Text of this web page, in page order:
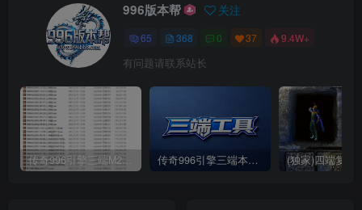
996版本帮 关注
65 368 0 37 9.4W+
有问题请联系站长
传奇996引擎三端M2各期引擎包合集(持续更新) 传奇996引擎三端本地数据库